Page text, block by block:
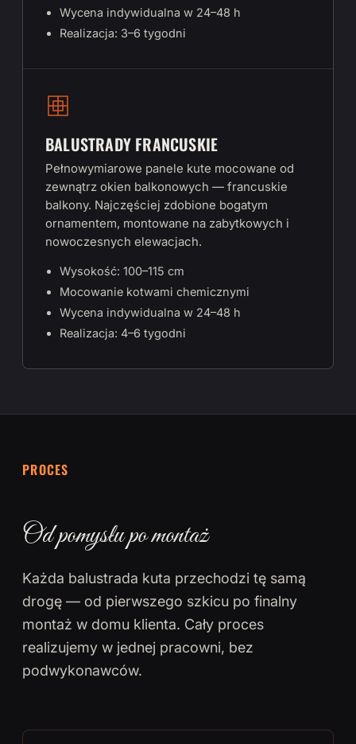
Wycena indywidualna w 24–48 h
Realizacja: 3–6 tygodni
BALUSTRADY FRANCUSKIE
Pełnowymiarowe panele kute mocowane od
zewnątrz okien balkonowych — francuskie
balkony. Najczęściej zdobione bogatym
ornamentem, montowane na zabytkowych i
nowoczesnych elewacjach.
Wysokość: 100–115 cm
Mocowanie kotwami chemicznymi
Wycena indywidualna w 24–48 h
Realizacja: 4–6 tygodni
PROCES
Od pomysłu po montaż
Każda balustrada kuta przechodzi tę samą
drogę — od pierwszego szkicu po finalny
montaż w domu klienta. Cały proces
realizujemy w jednej pracowni, bez
podwykonawców.